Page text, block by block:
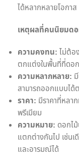
ได้หลากหลายโอกา
เหตุผลที่คนนิยมด
ความคงทน: ไม่ต้อ
ตกแต่งในพื้นที่ที่ดอ
ความหลากหลาย:
สามารถออกแบบได้
ราคา: มีราคาที่หลา
พรีเมียม
ความหมาย: ดอกไ
แตกต่างกันไป เช่นเ
และอารมณ์ได้